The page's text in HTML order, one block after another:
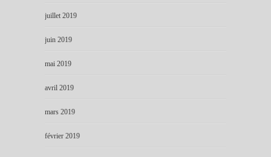
juillet 2019
juin 2019
mai 2019
avril 2019
mars 2019
février 2019